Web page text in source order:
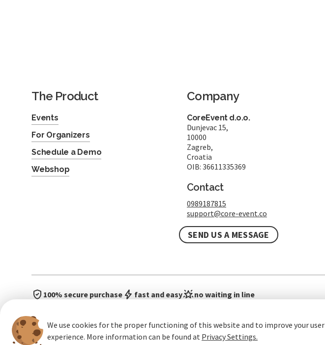
We use cookies for the proper functioning of this website and to improve your user
experience. More information can be found at Privacy Settings.
The Product
Events
For Organizers
Schedule a Demo
Webshop
Company
CoreEvent d.o.o.
Dunjevac 15,
10000
Zagreb,
Croatia
OIB: 36611335369
Contact
0989187815
support@core-event.co
SEND US A MESSAGE
100% secure purchase fast and easy no waiting in line